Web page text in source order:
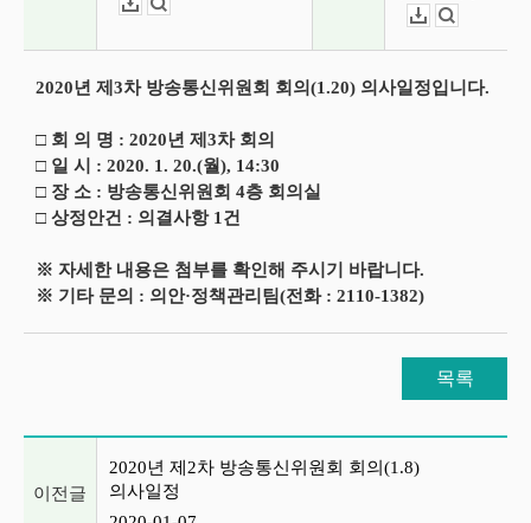
2020년 제3차 방송통신위원회 회의(1.20) 의사일정입니다.
□ 회 의 명 : 2020년 제3차 회의
□ 일 시 : 2020. 1. 20.(월), 14:30
□ 장 소 : 방송통신위원회 4층 회의실
□ 상정안건 : 의결사항 1건
※ 자세한 내용은 첨부를 확인해 주시기 바랍니다.
※ 기타 문의 : 의안·정책관리팀(전화 : 2110-1382)
목록
이전글
2020년 제2차 방송통신위원회 회의(1.8)
의사일정